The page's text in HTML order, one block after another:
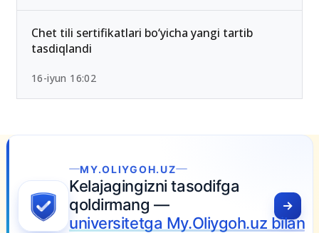
Chet tili sertifikatlari bo‘yicha yangi tartib
tasdiqlandi
16-iyun 16:02
tasodifga
—
My.Oliygoh.uz bilan